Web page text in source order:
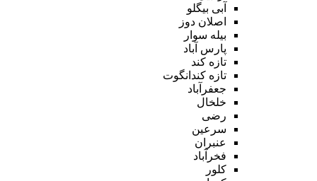
آبی بیگلو
اصلان دوز
بیله سوار
پارس آباد
تازه کند
تازه کندانگوت
جعفرآباد
خلخال
رضی
سرعین
عنبران
فخرآباد
کلور